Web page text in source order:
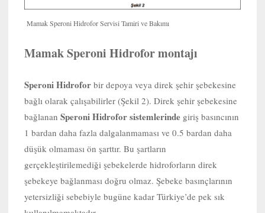
Mamak Speroni Hidrofor Servisi Tamiri ve Bakımı
Mamak Speroni Hidrofor montajı
Speroni Hidrofor bir depoya veya direk şehir şebekesine
bağlı olarak çalışabilirler (Şekil 2). Direk şehir şebekesine
bağlanan Speroni Hidrofor sistemlerinde giriş basıncının
1 bardan daha fazla dalgalanmaması ve 0.5 bardan daha
düşük olmaması ön şarttır. Bu şartların
gerçekleştirilemediği şebekelerde hidroforların direk
şebekeye bağlanması doğru olmaz. Şebeke basınçlarının
yetersizliği sebebiyle bugüne kadar Türkiye’de pek sık